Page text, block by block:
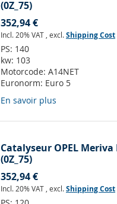
(0Z_75)
352,94 €
Incl. 20% VAT , excl.Shipping Cost
PS: 140
kw: 103
Motorcode: A14NET
Euronorm: Euro 5
En savoir plus
Catalyseur OPEL Meriva
(0Z_75)
352,94 €
Incl. 20% VAT , excl.Shipping Cost